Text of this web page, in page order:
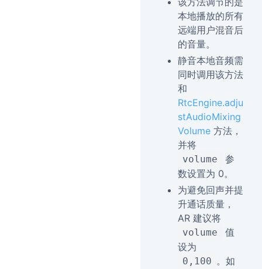
本地播放的所有
远端用户混音后
的音量。
静音本地音频需
同时调用该方法
和
RtcEngine.adju
stAudioMixing
Volume 方法，
并将
volume
参
数设置为 0。
为避免回声并提
升通话质量，
AR 建议将
volume
值
设为
0,100 。如